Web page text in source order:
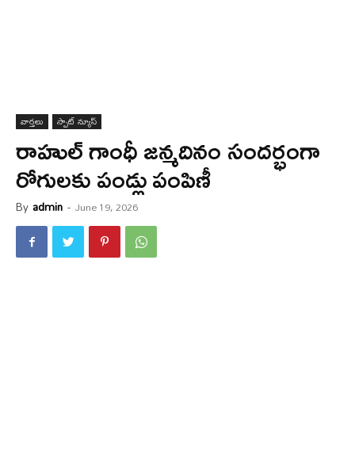
వార్త‌లు స్పాట్ న్యూస్
రాహుల్ గాంధీ జన్మదినం సందర్భంగా
రోగులకు పండ్లు పంపిణీ
By admin - June 19, 2026